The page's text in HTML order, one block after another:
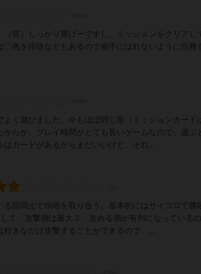
笑）しっかり重げーですし、ミッションをクリアし
色を排除などもあるので相手にばれないように任務
く遊びました。今もほぼ同じ形（ミッションカード
らか、プレイ時間がとても長いゲームなので、遊ぶ
カードがあるからまだいいけど、それ...
る国同士で領地を取り合う。基本的にはサイコロで勝
て、攻撃側は最大３。攻める側が有利になっている
好きなだけ攻撃することができるので、...